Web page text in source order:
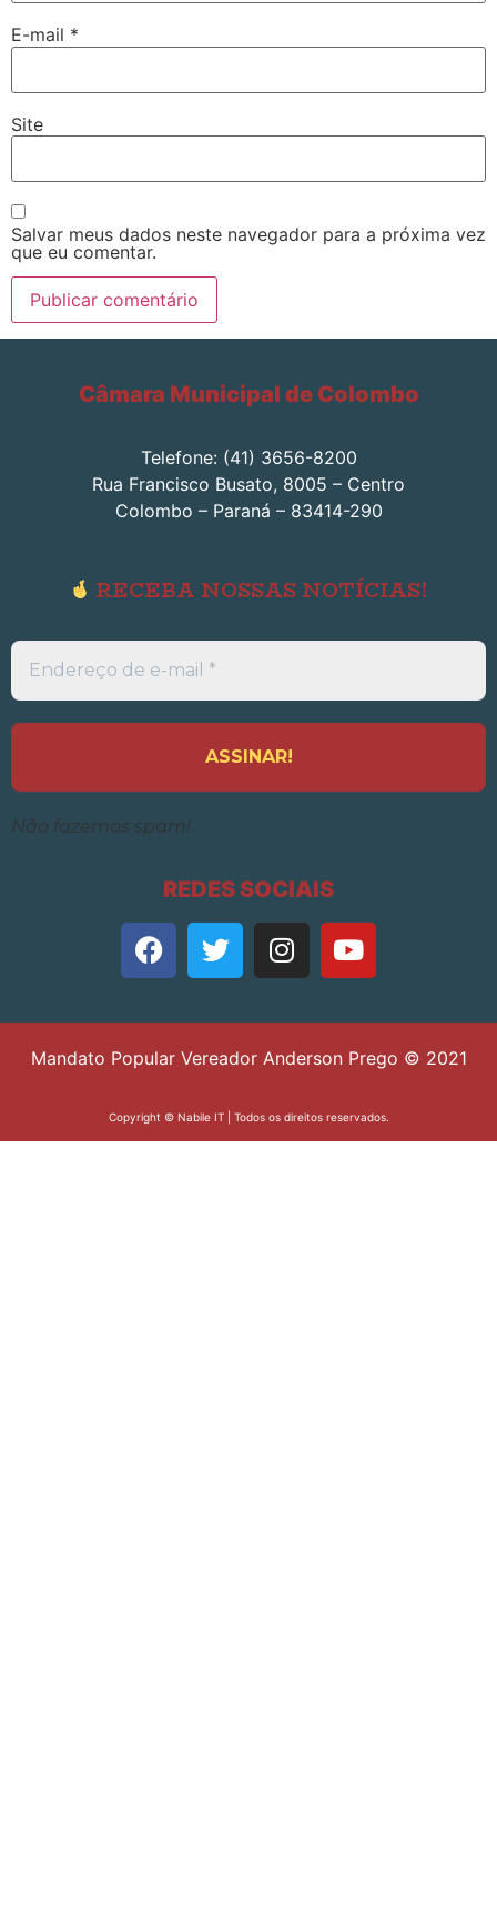
E-mail *
Site
Salvar meus dados neste navegador para a próxima vez
que eu comentar.
Câmara Municipal de Colombo
Telefone: (41) 3656-8200
Rua Francisco Busato, 8005 – Centro
Colombo – Paraná – 83414-290
RECEBA NOSSAS NOTÍCIAS!
Endereço
de
e-
*
Não fazemos spam!
REDES SOCIAIS
Mandato Popular Vereador Anderson Prego © 2021
Copyright © Nabile IT| Todos os direitos reservados.